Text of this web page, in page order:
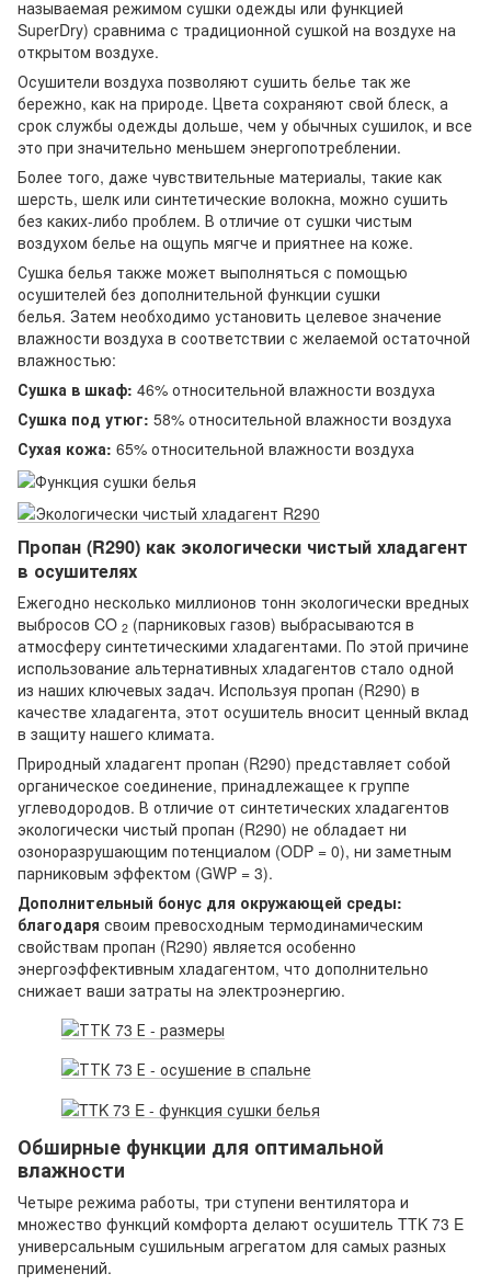
называемая режимом сушки одежды или функцией
SuperDry) сравнима с традиционной сушкой на воздухе на
открытом воздухе.
Осушители воздуха позволяют сушить белье так же
бережно, как на природе. Цвета сохраняют свой блеск, а
срок службы одежды дольше, чем у обычных сушилок, и все
это при значительно меньшем энергопотреблении.
Более того, даже чувствительные материалы, такие как
шерсть, шелк или синтетические волокна, можно сушить
без каких-либо проблем. В отличие от сушки чистым
воздухом белье на ощупь мягче и приятнее на коже.
Сушка белья также может выполняться с помощью
осушителей без дополнительной функции сушки
белья. Затем необходимо установить целевое значение
влажности воздуха в соответствии с желаемой остаточной
влажностью:
Сушка в шкаф: 46% относительной влажности воздуха
Сушка под утюг: 58% относительной влажности воздуха
Сухая кожа: 65% относительной влажности воздуха
Пропан (R290) как экологически чистый хладагент
в осушителях
Ежегодно несколько миллионов тонн экологически вредных
выбросов CO 2 (парниковых газов) выбрасываются в
атмосферу синтетическими хладагентами. По этой причине
использование альтернативных хладагентов стало одной
из наших ключевых задач. Используя пропан (R290) в
качестве хладагента, этот осушитель вносит ценный вклад
в защиту нашего климата.
Природный хладагент пропан (R290) представляет собой
органическое соединение, принадлежащее к группе
углеводородов. В отличие от синтетических хладагентов
экологически чистый пропан (R290) не обладает ни
озоноразрушающим потенциалом (ODP = 0), ни заметным
парниковым эффектом (GWP = 3).
Дополнительный бонус для окружающей среды:
благодаря своим превосходным термодинамическим
свойствам пропан (R290) является особенно
энергоэффективным хладагентом, что дополнительно
снижает ваши затраты на электроэнергию.
Обширные функции для оптимальной
влажности
Четыре режима работы, три ступени вентилятора и
множество функций комфорта делают осушитель TTK 73 E
универсальным сушильным агрегатом для самых разных
применений.